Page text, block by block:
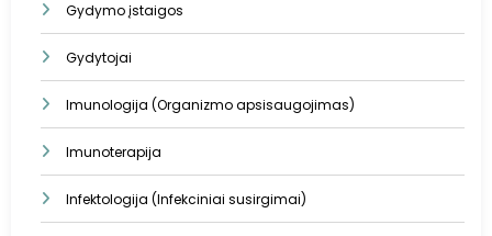
Gydymo įstaigos
Gydytojai
Imunologija (Organizmo apsisaugojimas)
Imunoterapija
Infektologija (Infekciniai susirgimai)